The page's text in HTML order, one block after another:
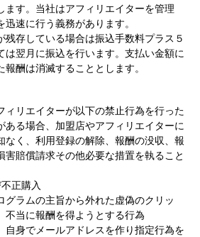
ます。当社はアフィリエイターを管理
迅速に行う義務があります。
残存している場合は振込手数料プラス５
は翌月に振込を行います。支払い金額に
酬は消滅することとします。
ィリエイターが以下の禁止行為を行った
ある場合、加盟店やアフィリエイターに
なく、利用登録の解除、報酬の没収、報
害賠償請求その他必要な措置を執ること
正購入
グラムの主旨から外れた虚偽のクリッ
不当に報酬を得ようとする行為
自身でメールアドレスを作り指定行為を